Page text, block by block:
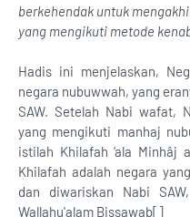
berkehendak untuk
yang mengikuti metode
Hadis ini menjelaskan,
negara nubuwwah, yang
SAW. Setelah Nabi wafat,
yang mengikuti manhaj
istilah Khilafah ‘ala Minhâj
Khilafah adalah negara
dan diwariskan Nabi
Wallahu'alam Bissawab[]